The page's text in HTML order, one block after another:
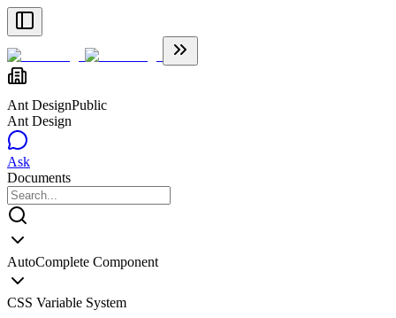
Ant DesignPublic
Ant Design
Ask
Documents
AutoComplete Component
CSS Variable System